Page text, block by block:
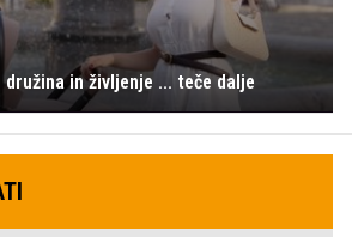
in življenje ... teče dalje